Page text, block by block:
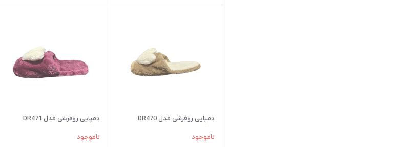
دمپایی روفرشی مدل DR470
ناموجود
دمپایی روفرشی مدل DR471
ناموجود